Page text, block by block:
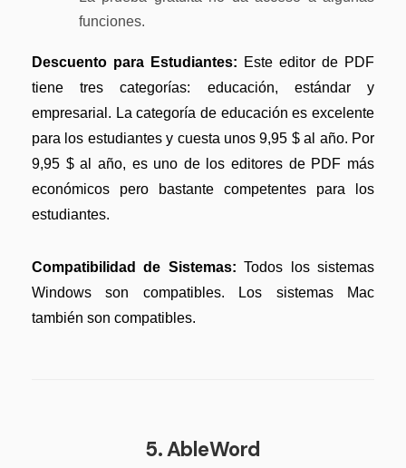
funciones.
Descuento para Estudiantes: Este editor de PDF
tiene tres categorías: educación, estándar y
empresarial. La categoría de educación es excelente
para los estudiantes y cuesta unos 9,95 $ al año. Por
9,95 $ al año, es uno de los editores de PDF más
económicos pero bastante competentes para los
estudiantes.
Compatibilidad de Sistemas: Todos los sistemas
Windows son compatibles. Los sistemas Mac
también son compatibles.
5. AbleWord